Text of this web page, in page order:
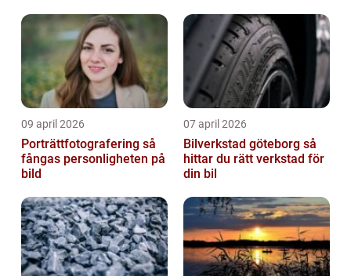
09 april 2026
Porträttfotografering så
fångas personligheten på
bild
07 april 2026
Bilverkstad göteborg så
hittar du rätt verkstad för
din bil